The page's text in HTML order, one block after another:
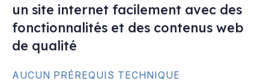
un site internet facilement avec des
fonctionnalités et des contenus web
de qualité
AUCUN PRÉREQUIS TECHNIQUE